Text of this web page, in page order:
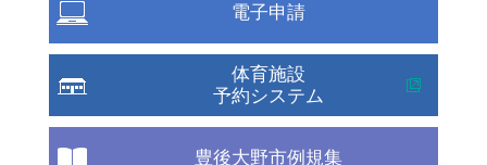
電子申請
体育施設
予約システム
豊後大野市例規集